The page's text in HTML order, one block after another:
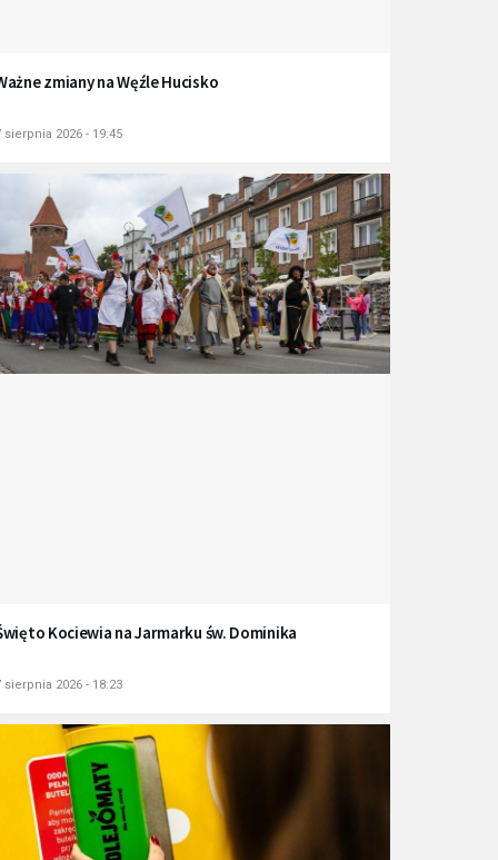
zmiany na Węźle Hucisko
sierpnia 2026 - 19:45
Kociewia na Jarmarku św. Dominika
sierpnia 2026 - 18:23